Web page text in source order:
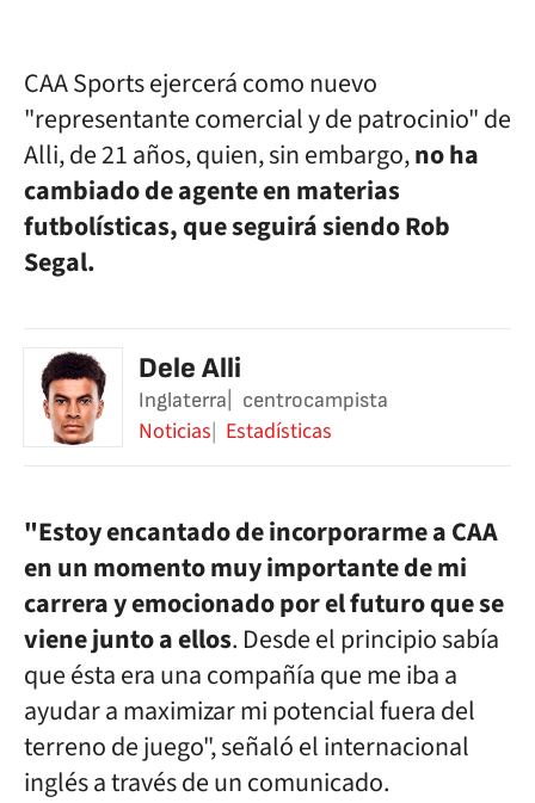
CAA Sports ejercerá como nuevo
"representante comercial y de patrocinio" de
Alli, de 21 años, quien, sin embargo,no ha
cambiado de agente en materias
futbolísticas, que seguirá siendo Rob
Segal.
Dele Alli
Inglaterra centrocampista
Noticias Estadísticas
"Estoy encantado de incorporarme a CAA
en un momento muy importante de mi
carrera y emocionado por el futuro que se
viene junto a ellos. Desde el principio sabía
que ésta era una compañía que me iba a
ayudar a maximizar mi potencial fuera del
terreno de juego", señaló el internacional
inglés a través de un comunicado.